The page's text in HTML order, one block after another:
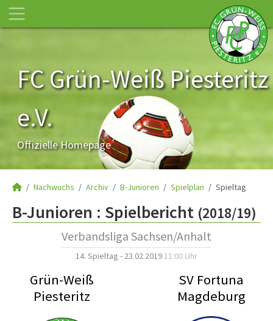
FC Grün-Weiß Piesteritz
e.V.
Offizielle Homepage
Nachwuchs Archiv B-Junioren Spielplan Spieltag
B-Junioren : Spielbericht (2018/19)
Verbandsliga Sachsen/Anhalt
14. Spieltag - 23.02.2019 11:00 Uhr
Grün-Weiß
Piesteritz
SV Fortuna
Magdeburg